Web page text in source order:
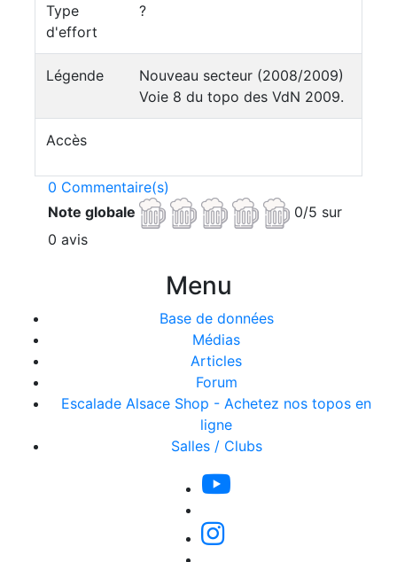
Type
d'effort
?
Légende
Nouveau secteur (2008/2009)
Voie 8 du topo des VdN 2009.
Accès
0 Commentaire(s)
Note globale
0/5 sur
0 avis
Menu
Base de données
Médias
Articles
Forum
Escalade Alsace Shop - Achetez nos topos en
ligne
Salles / Clubs